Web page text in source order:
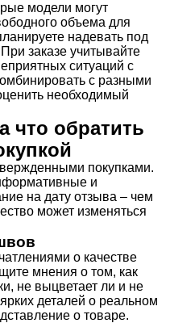
модели могут
объема для
надевать под
заказе учитывайте
ситуаций с
с разными
необходимый
что обратить
покупками.
и
на дату отзыва – чем
может изменяться
о качестве
мнения о том, как
не выцветает ли и не
деталей о реальном
о товаре.